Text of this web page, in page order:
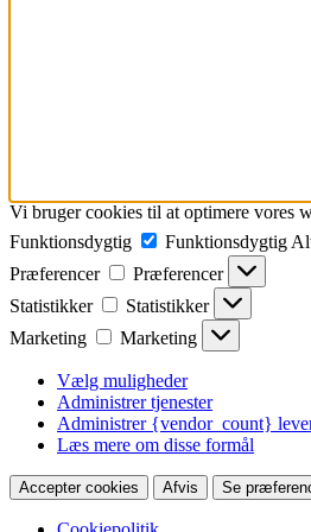
Vi bruger cookies til at optimere vores
Funktionsdygtig
Funktionsdygtig
Præferencer
Præferencer
Statistikker
Statistikker
Marketing
Marketing
Vælg muligheder
Administrer tjenester
Administrer {vendor_count}
Læs mere om disse formål
Accepter cookies Afvis Se